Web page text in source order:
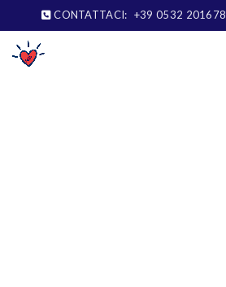
CONTATTACI: +39 0532 201678